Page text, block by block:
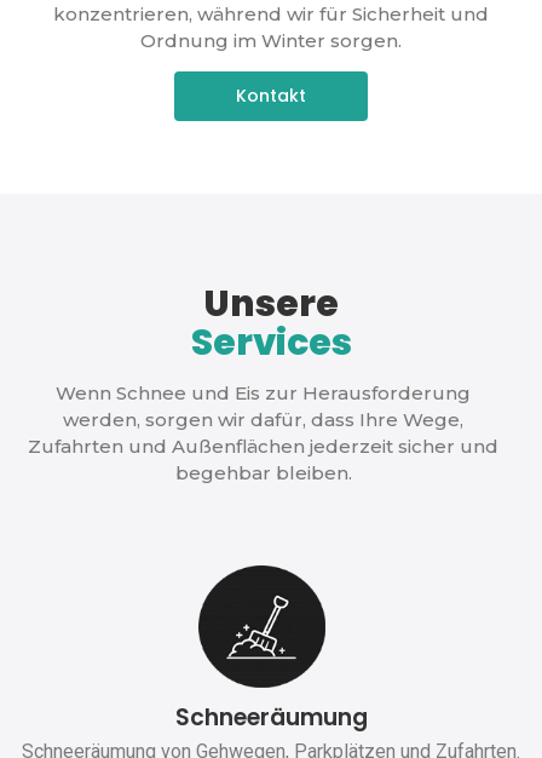
konzentrieren, während wir für Sicherheit und
Ordnung im Winter sorgen.
Kontakt
Unsere
Services
Wenn Schnee und Eis zur Herausforderung
werden, sorgen wir dafür, dass Ihre Wege,
Zufahrten und Außenflächen jederzeit sicher und
begehbar bleiben.
Schneeräumung
Schneeräumung von Gehwegen, Parkplätzen und Zufahrten.